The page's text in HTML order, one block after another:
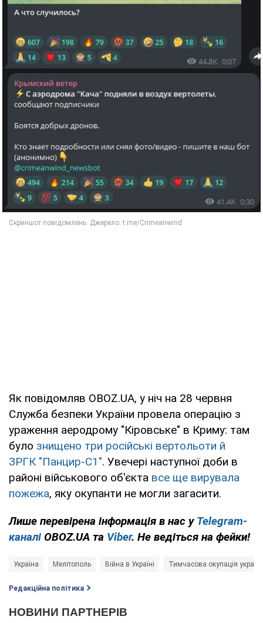
Як повідомляв OBOZ.UA, у ніч на 28 червня
Служба безпеки України провела операцію з
ураження аеродрому "Кіровське" в Криму: там
було знищено три російські вертольоти й
ЗРГК "Панцир-С1". Увечері наступної доби в
районі військового об'єкта все ще вирувала
пожежа, яку окупанти не могли загасити.
Лише перевірена інформація в нас у Telegram-
каналі OBOZ.UA та Viber. Не ведіться на фейки!
Україна Мелітополь Війна в Україні Тимчасова окупація
Редакційна політика